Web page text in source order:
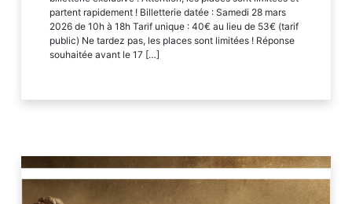
partent rapidement ! Billetterie datée : Samedi 28 mars
2026 de 10h à 18h Tarif unique : 40€ au lieu de 53€ (tarif
public) Ne tardez pas, les places sont limitées ! Réponse
souhaitée avant le 17 […]